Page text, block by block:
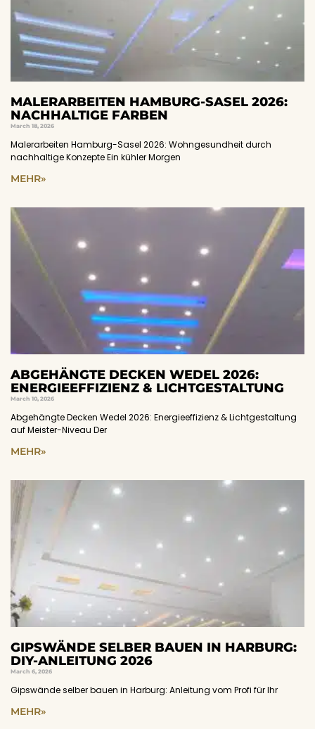
MALERARBEITEN HAMBURG-SASEL 2026:
NACHHALTIGE FARBEN
March 18, 2026
Malerarbeiten Hamburg-Sasel 2026: Wohngesundheit durch
nachhaltige Konzepte Ein kühler Morgen
MEHR»
ABGEHÄNGTE DECKEN WEDEL 2026:
ENERGIEEFFIZIENZ & LICHTGESTALTUNG
March 10, 2026
Abgehängte Decken Wedel 2026: Energieeffizienz & Lichtgestaltung
auf Meister-Niveau Der
MEHR»
GIPSWÄNDE SELBER BAUEN IN HARBURG:
DIY-ANLEITUNG 2026
March 6, 2026
Gipswände selber bauen in Harburg: Anleitung vom Profi für Ihr
MEHR»